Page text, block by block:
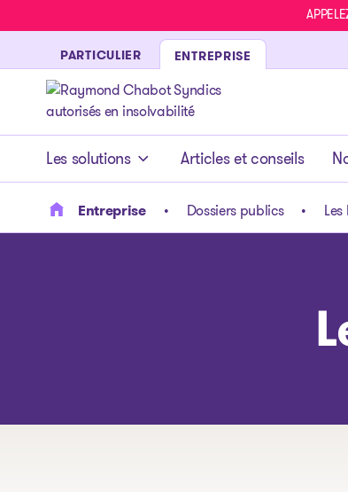
PARTICULIER ENTREPRISE
- page d’accueil
Les solutions Articles et conseils
Entreprise Dossiers publics